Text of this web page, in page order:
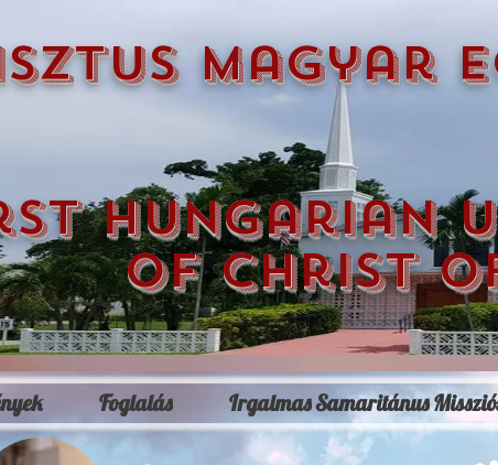
magyar
hungarian
of christ of
Foglalás Irgalmas Samaritánus